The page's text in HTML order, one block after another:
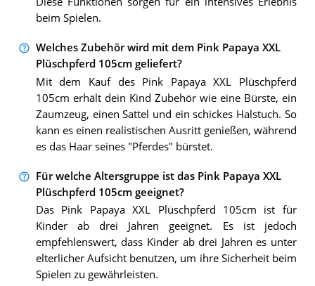
beim Spielen.
Welches Zubehör wird mit dem Pink Papaya XXL
Plüschpferd 105cm geliefert?
Mit dem Kauf des Pink Papaya XXL Plüschpferd
105cm erhält dein Kind Zubehör wie eine Bürste, ein
Zaumzeug, einen Sattel und ein schickes Halstuch. So
kann es einen realistischen Ausritt genießen, während
es das Haar seines "Pferdes" bürstet.
Für welche Altersgruppe ist das Pink Papaya XXL
Plüschpferd 105cm geeignet?
Das Pink Papaya XXL Plüschpferd 105cm ist für
Kinder ab drei Jahren geeignet. Es ist jedoch
empfehlenswert, dass Kinder ab drei Jahren es unter
elterlicher Aufsicht benutzen, um ihre Sicherheit beim
Spielen zu gewährleisten.